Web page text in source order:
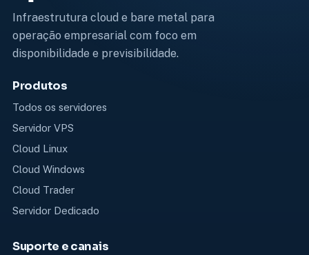
Infraestrutura cloud e bare metal para
operação empresarial com foco em
disponibilidade e previsibilidade.
Produtos
Todos os servidores
Servidor VPS
Cloud Linux
Cloud Windows
Cloud Trader
Servidor Dedicado
Suporte e canais